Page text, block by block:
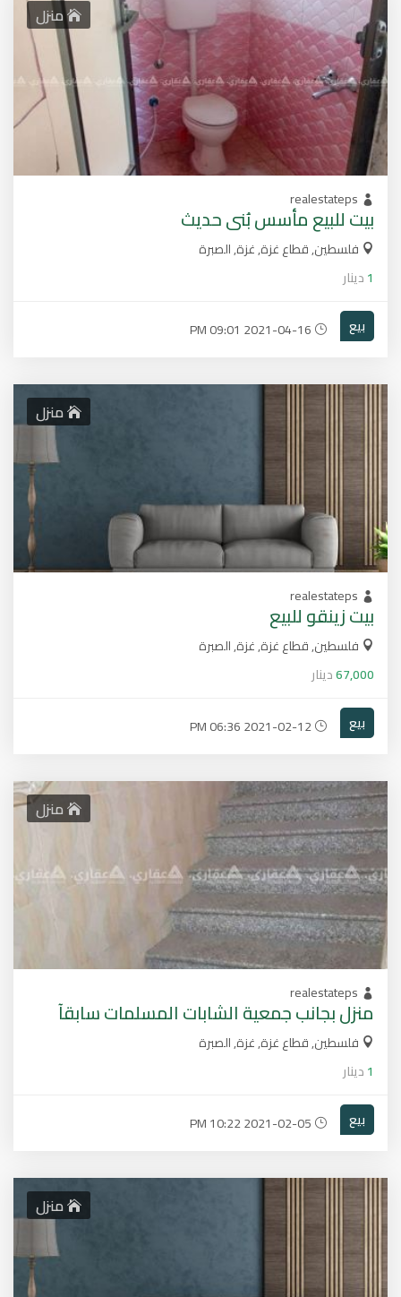
منزل
realestateps
بيت للبيع مأسس بُنى حديث
فلسطين, قطاع غزة, غزة, الصبرة
1دينار
بيع
منزل
realestateps
بيت زينقو للبيع
فلسطين, قطاع غزة, غزة, الصبرة
67,000دينار
بيع
منزل
realestateps
منزل بجانب جمعية الشابات المسلمات سابقآ
فلسطين, قطاع غزة, غزة, الصبرة
1دينار
بيع
منزل